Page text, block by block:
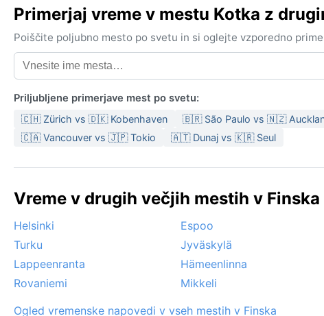
Primerjaj vreme v mestu Kotka z
Poiščite poljubno mesto po svetu in si oglejte vzporedno
Priljubljene primerjave mest po svetu:
🇨🇭 Zürich vs 🇩🇰 Kobenhaven 🇧🇷 São Paulo vs 🇳🇿
🇨🇦 Vancouver vs 🇯🇵 Tokio
🇦🇹 Dunaj vs 🇰🇷 Seul
Vreme v drugih večjih mestih v
Helsinki Espoo
Turku
Jyväskylä
Lappeenranta
Hämeenlinna
Rovaniemi
Mikkeli
Ogled vremenske napovedi v vseh mestih v Finska